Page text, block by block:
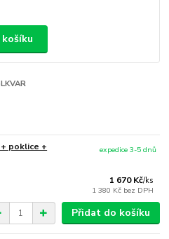
poklice +
1 670 Kč/ks
1 380 Kč bez DPH
expedice 3-5 dnů
Přidat do košíku